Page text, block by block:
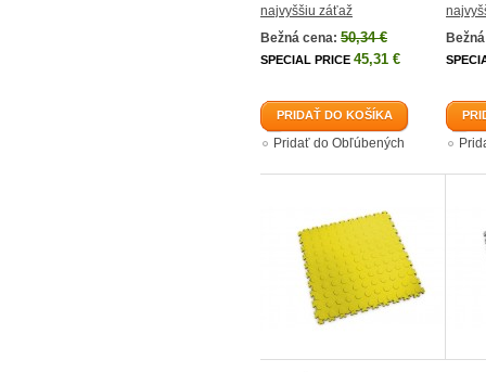
najvyššiu záťaž
Bežná cena: 50,34 €
SPECIAL PRICE 45,31 €
PRIDAŤ DO KOŠÍKA
Pridať do Obľúbených